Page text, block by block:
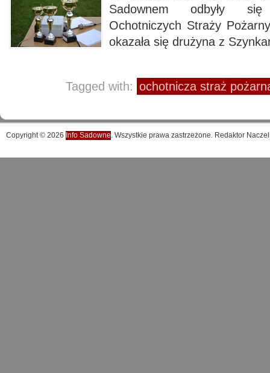
Sadownem odbyły
Ochotniczych Straży
okazała się drużyna z
Tagged with: ochotnicza straż
Copyright © 2026 Info Sadowne. Wszystkie prawa zastrzeżone. Redaktor